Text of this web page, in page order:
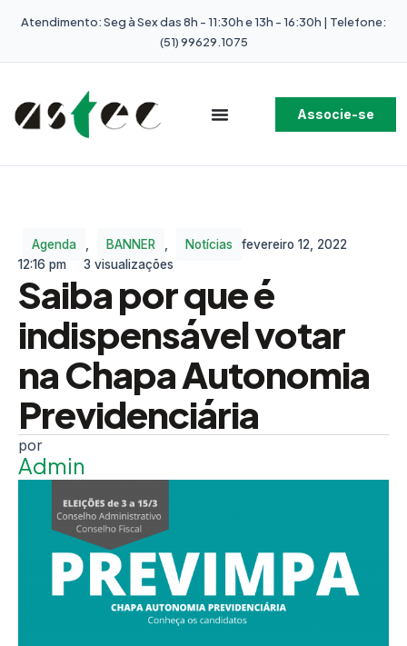
Atendimento: Seg à Sex das 8h - 11:30h e 13h - 16:30h | Telefone:
(51) 99629.1075
Associe-se
Agenda BANNER Notícias
fevereiro 12, 2022
12:16 pm
3 visualizações
Saiba por que é
indispensável votar
na Chapa Autonomia
Previdenciária
Admin